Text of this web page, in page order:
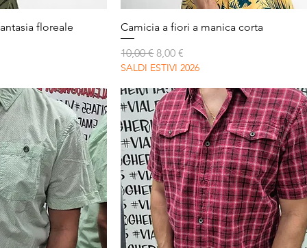
floreale
Vista rapida
Camicia a fiori a manica corta
Prezzo regolare
10,00 €Prezzo scontato
8,00 €
SALDI ESTIVI 2026